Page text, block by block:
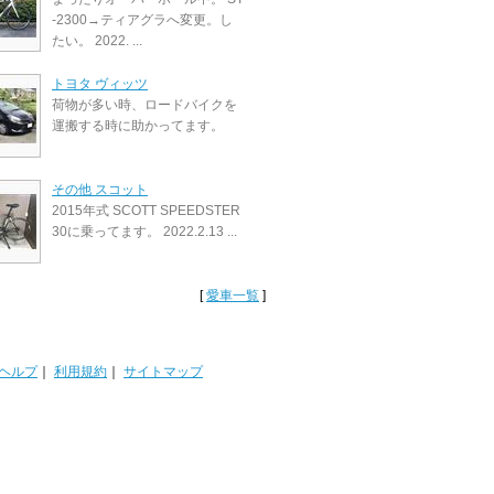
-2300→ティアグラへ変更。し
たい。 2022. ...
トヨタ ヴィッツ
荷物が多い時、ロードバイクを
運搬する時に助かってます。
その他 スコット
2015年式 SCOTT SPEEDSTER
30に乗ってます。 2022.2.13 ...
[愛車一覧 ]
ルプ｜ 利用規約 サイトマップ